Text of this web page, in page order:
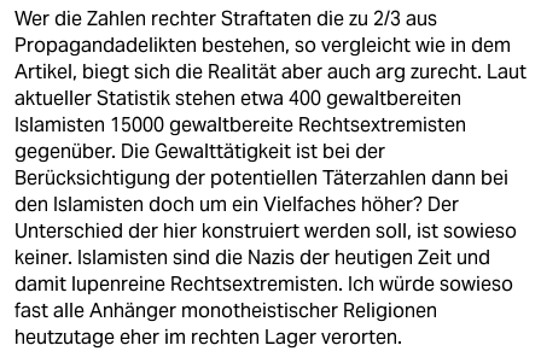
Wer die Zahlen rechter Straftaten die zu 2/3 aus
Propagandadelikten bestehen, so vergleicht wie in dem
Artikel, biegt sich die Realität aber auch arg zurecht. Laut
aktueller Statistik stehen etwa 400 gewaltbereiten
Islamisten 15000 gewaltbereite Rechtsextremisten
gegenüber. Die Gewalttätigkeit ist bei der
Berücksichtigung der potentiellen Täterzahlen dann bei
den Islamisten doch um ein Vielfaches höher? Der
Unterschied der hier konstruiert werden soll, ist sowieso
keiner. Islamisten sind die Nazis der heutigen Zeit und
damit lupenreine Rechtsextremisten. Ich würde sowieso
fast alle Anhänger monotheistischer Religionen
heutzutage eher im rechten Lager verorten.